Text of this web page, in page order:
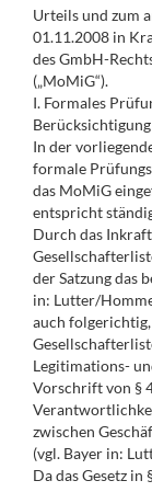
Urteils und zum
01.11.2008 in
des GmbH-
(„MoMiG“).
I. Formales
In der
formale
das MoMiG
entspricht
Durch das
der Satzung das
in: Lutter/
auch
Legitimations-
Vorschrift von §
zwischen
(vgl. Bayer in:
Da das Gesetz in